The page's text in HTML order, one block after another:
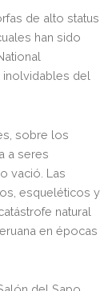
de alto status
han sido
del
sobre los
a seres
vació. Las
esqueléticos y
natural
en épocas